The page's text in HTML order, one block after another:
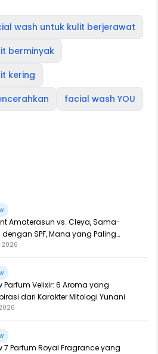
wash untuk kulit berjerawat
berminyak
kering
facial wash YOU
Amaterasun vs. Cleya, Sama-
SPF, Mana yang Paling
2026
Parfum Velixir: 6 Aroma yang
dari Karakter Mitologi Yunani
7 Parfum Royal Fragrance yang